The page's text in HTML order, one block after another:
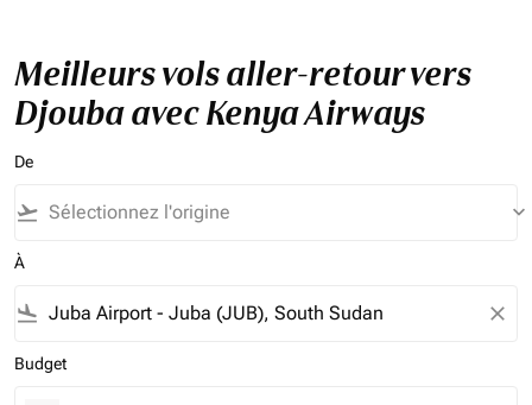
Meilleurs vols aller-retour vers
Djouba avec Kenya Airways
De
flight_takeoff keyboard_arrow_down
À
flight_land close
Budget